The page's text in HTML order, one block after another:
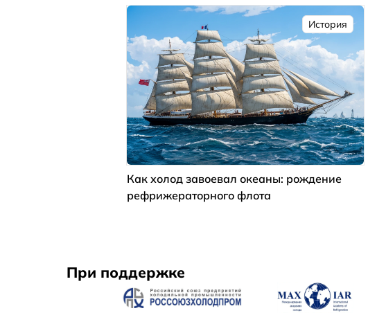
История
Как холод завоевал океаны: рождение
рефрижераторного флота
При поддержке